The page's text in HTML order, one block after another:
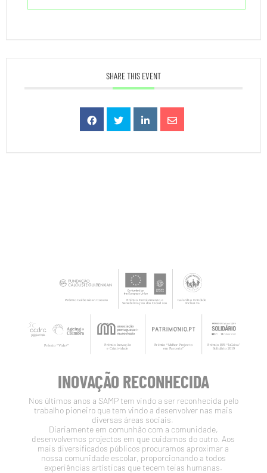
SHARE THIS EVENT
INOVAÇÃO RECONHECIDA
Nos últimos anos a SAMP tem vindo a ser reconhecida pelo
trabalho pioneiro que tem vindo a desenvolver nas mais
diversas áreas sociais.
Diariamente em comunhão com a comunidade,
desenvolvemos projectos em que cuidamos do outro. Aos
mais diversificados públicos procuramos aproximar a
nossa comunidade escolar, proporcionando a todos
experiências artísticas que tecem teias humanas.